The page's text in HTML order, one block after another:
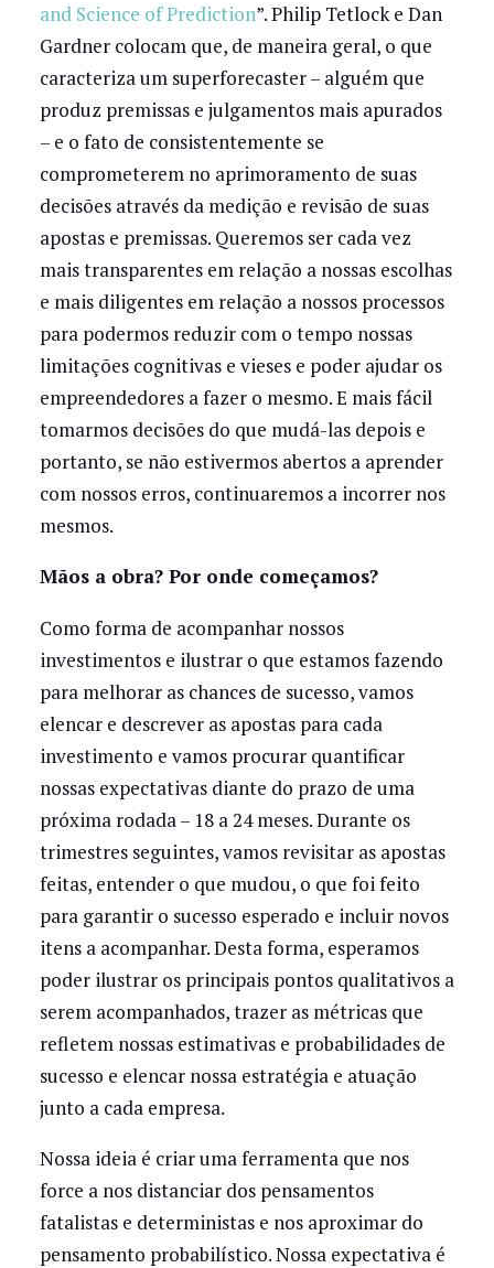
and Science of Prediction”. Philip Tetlock e Dan
Gardner colocam que, de maneira geral, o que
caracteriza um superforecaster – alguém que
produz premissas e julgamentos mais apurados
– e o fato de consistentemente se
comprometerem no aprimoramento de suas
decisões através da medição e revisão de suas
apostas e premissas. Queremos ser cada vez
mais transparentes em relação a nossas escolhas
e mais diligentes em relação a nossos processos
para podermos reduzir com o tempo nossas
limitações cognitivas e vieses e poder ajudar os
empreendedores a fazer o mesmo. E mais fácil
tomarmos decisões do que mudá-las depois e
portanto, se não estivermos abertos a aprender
com nossos erros, continuaremos a incorrer nos
mesmos.
Mãos a obra? Por onde começamos?
Como forma de acompanhar nossos
investimentos e ilustrar o que estamos fazendo
para melhorar as chances de sucesso, vamos
elencar e descrever as apostas para cada
investimento e vamos procurar quantificar
nossas expectativas diante do prazo de uma
próxima rodada – 18 a 24 meses. Durante os
trimestres seguintes, vamos revisitar as apostas
feitas, entender o que mudou, o que foi feito
para garantir o sucesso esperado e incluir novos
itens a acompanhar. Desta forma, esperamos
poder ilustrar os principais pontos qualitativos a
serem acompanhados, trazer as métricas que
refletem nossas estimativas e probabilidades de
sucesso e elencar nossa estratégia e atuação
junto a cada empresa.
Nossa ideia é criar uma ferramenta que nos
force a nos distanciar dos pensamentos
fatalistas e deterministas e nos aproximar do
pensamento probabilístico. Nossa expectativa é